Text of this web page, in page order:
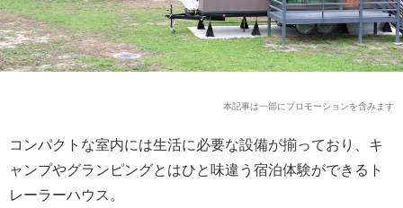
本記事は一部にプロモーションを含みます
コンパクトな室内には生活に必要な設備が揃っており、キ
ャンプやグランピングとはひと味違う宿泊体験ができるト
レーラーハウス。